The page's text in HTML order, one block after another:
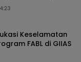
Keselamatan
FABL di GIIAS